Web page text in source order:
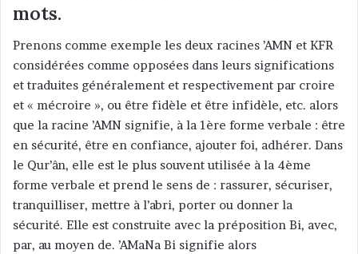
mots.
Prenons comme exemple les deux racines ’AMN et KFR
considérées comme opposées dans leurs significations
et traduites généralement et respectivement par croire
et « mécroire », ou être fidèle et être infidèle, etc. alors
que la racine ’AMN signifie, à la 1ère forme verbale : être
en sécurité, être en confiance, ajouter foi, adhérer. Dans
le Qur’ân, elle est le plus souvent utilisée à la 4ème
forme verbale et prend le sens de : rassurer, sécuriser,
tranquilliser, mettre à l’abri, porter ou donner la
sécurité. Elle est construite avec la préposition Bi, avec,
par, au moyen de. ’AMaNa Bi signifie alors